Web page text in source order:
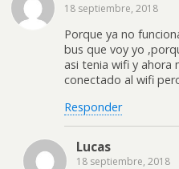
18 septiembre, 2018
Porque ya no
bus que voy yo
asi tenia wifi y ahora
conectado al wifi
Responder
Lucas
18 septiembre, 2018